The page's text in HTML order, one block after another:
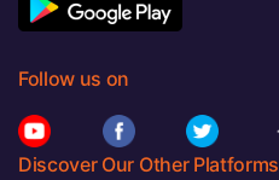
Follow us on
Discover Our Other Platforms